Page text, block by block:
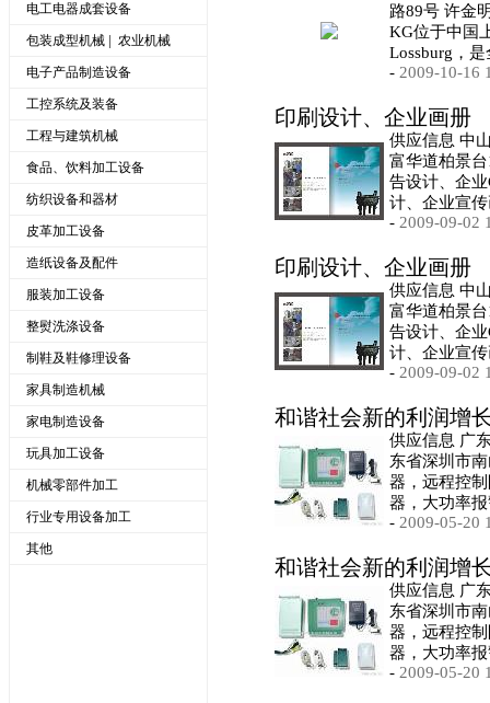
电工电器成套设备
包装成型机械 | 农业机械
电子产品制造设备
工控系统及装备
工程与建筑机械
食品、饮料加工设备
纺织设备和器材
皮革加工设备
造纸设备及配件
服装加工设备
整熨洗涤设备
制鞋及鞋修理设备
家具制造机械
家电制造设备
玩具加工设备
机械零部件加工
行业专用设备加工
其他
路89号 许金
KG位于中国
Lossburg，
- 2009-10-16
印刷设计、企业画册
供应信息 中
富华道柏景
告设计、企
计、企业宣
- 2009-09-02
印刷设计、企业画册
供应信息 中
富华道柏景
告设计、企
计、企业宣
- 2009-09-02
和谐社会新的利润增
供应信息 广
东省深圳市
器，远程控
器，大功率
- 2009-05-20
和谐社会新的利润增
供应信息 广
东省深圳市
器，远程控
器，大功率
- 2009-05-20